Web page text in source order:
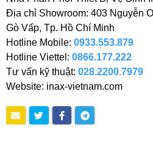
Địa chỉ Showroom: 403 Nguyễn
Gò Vấp, Tp. Hồ Chí Minh
Hotline Mobile: 0933.553.879
Hotline Viettel: 0866.177.222
Tư vấn kỹ thuật: 028.2200.7979
Website: inax-vietnam.com